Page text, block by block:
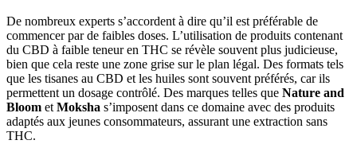
De nombreux experts s’accordent à dire qu’il est préférable de
commencer par de faibles doses. L’utilisation de produits contenant
du CBD à faible teneur en THC se révèle souvent plus judicieuse,
bien que cela reste une zone grise sur le plan légal. Des formats tels
que les tisanes au CBD et les huiles sont souvent préférés, car ils
permettent un dosage contrôlé. Des marques telles que Nature and
Bloom et Moksha s’imposent dans ce domaine avec des produits
adaptés aux jeunes consommateurs, assurant une extraction sans
THC.